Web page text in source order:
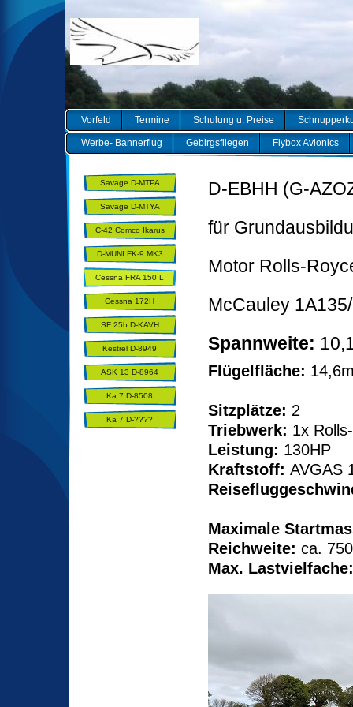
Vorfeld Termine Schulung u. Preise
Werbe- Bannerflug Gebirgsfliegen Flybox Avionics
Savage D-MTPA
Savage D-MTYA
C-42 Comco Ikarus
D-MUNI FK-9 MK3
Utility
Cessna FRA 150 L
AEROBAT
Cessna 172H
SF 25b D-KAVH
Kestrel D-8949
ASK 13 D-8964
Ka 7 D-8508
Ka 7 D-????
D-EBHH (G-
für
Motor Rolls-
McCauley
Spannweite:
Flügelfläche:
Sitzplätze: 2
Triebwerk: 1x
Leistung: 130HP
Kraftstoff: AVGAS
Maximale
Reichweite: ca.
Max. Lastvielfache: